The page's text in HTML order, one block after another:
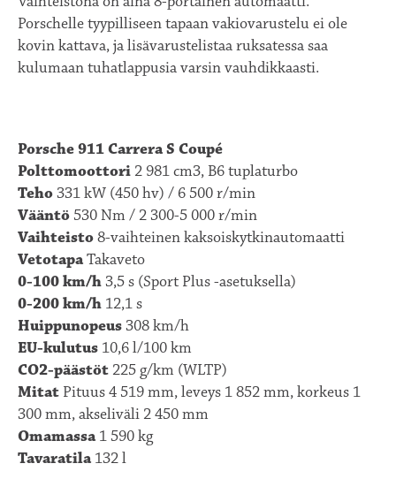
Porschelle tyypilliseen tapaan vakiovarustelu ei ole
kovin kattava, ja lisävarustelistaa ruksatessa saa
kulumaan tuhatlappusia varsin vauhdikkaasti.
Porsche 911 Carrera S Coupé
Polttomoottori 2 981 cm3, B6 tuplaturbo
Teho331 kW (450 hv) / 6 500 r/min
Vääntö 530 Nm / 2 300-5 000 r/min
Vaihteisto8-vaihteinen kaksoiskytkinautomaatti
VetotapaTakaveto
0-100 km/h3,5 s (Sport Plus -asetuksella)
0-200 km/h 12,1 s
Huippunopeus308 km/h
EU-kulutus 10,6 l/100 km
CO2-päästöt 225 g/km (WLTP)
Mitat Pituus 4 519 mm, leveys 1 852 mm, korkeus 1
300 mm, akseliväli 2 450 mm
Omamassa 1 590 kg
Tavaratila 132 l